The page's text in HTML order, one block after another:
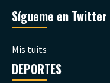
Sígueme en Twitter
Mis tuits
DEPORTES